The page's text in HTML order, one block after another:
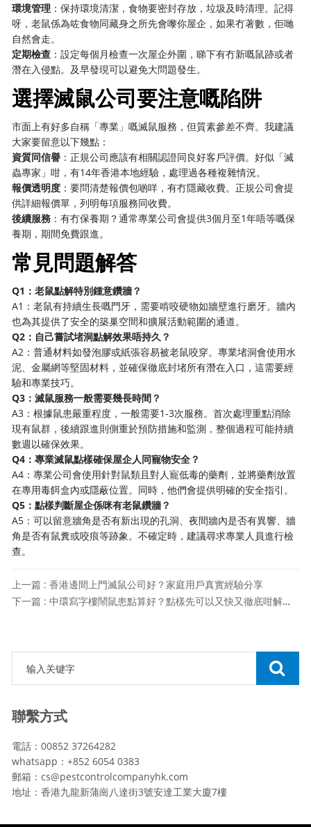
環境管理 ：保持環境清潔，食物要密封存放，垃圾及時清理。記得
呀，老鼠係為咗食物同藏身之所先會嚟你屋企，如果冇著數，佢哋
自然會走。
定期檢查 ：設定每個月檢查一次屋企外圍，睇下有冇新嘅鼠跡或者
潛在入侵點。及早發現可以避免大問題發生。
選擇滅鼠公司要注意嘅陷阱
市面上有好多自稱「專業」嘅滅鼠服務，但質素參差不齊。我建議
大家要留意以下幾點：
資質同信譽 ：正規公司應該有相關認證同良好客戶評價。好似「滅
蟲專家」咁，有14年香港本地經驗，處理過各種複雜情況。
報價透明度 ：要問清楚報價包啲咩，有冇隱藏收費。正規公司會提
供詳細報價單，列明每項服務同收費。
後續服務 ：有冇保養期？通常專業公司會提供3個月至1年唔等嘅保
養期，期間免費跟進。
常見問題解答
Q1：老鼠點解特別鍾意鑽牆？
A1：老鼠有持續生長嘅門牙，需要啃咬硬物如牆壁進行磨牙。牆內
也為其提供了安全的築巢空間和擴展活動範圍的通道。
Q2：自己嘗試堵洞點解效果唔持久？
A2：普通材料如發泡膠或紙張容易被老鼠咬穿。專業堵洞會使用水
泥、金屬網等堅固材料，並確保徹底封堵所有潛在入口，這需要經
驗和專業技巧。
Q3：滅鼠服務一般需要幾長時間？
A3：根據鼠患嚴重程度，一般需要1-3次服務。首次處理重點消除
現有鼠群，後續跟進則側重於預防措施和監測，整個過程可能持續
數週以確保效果。
Q4：專業滅鼠點樣確保屋企人同寵物安全？
A4：專業公司會使用針對鼠類且對人寵低毒的藥劑，並將藥劑放置
在專用毒餌盒內或隱蔽位置。同時，他們會提供明確的安全指引。
Q5：點樣判斷屋企係咪有老鼠鑽牆？
A5：可以留意牆角是否有新出現的孔洞、夜間牆內是否有異響、牆
角是否有鼠糞或咬痕等跡象。不確定時，建議尋求專業人員進行檢
查。
上一篇 : 香港邊間上門滅鼠公司好？家庭用戶真實經驗分享
下一篇 : 中環寫字樓鬧鼠患點算好？點樣先可以又快又徹底咁解決呢個問題？
聯繫方式
電話：00852 37264282
whatsapp：+852 6054 0383
郵箱：cs@pestcontrolcompanyhk.com
地址：香港九龍新蒲崗八達街3號安達工業大廈7樓